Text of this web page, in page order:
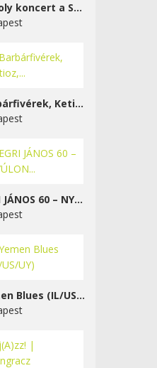
Zuboly koncert a STENK-ben
Barbárfivérek, Ketioz,...
EGRI JÁNOS 60 – NYÚLON...
Yemen Blues (IL/US/UY)